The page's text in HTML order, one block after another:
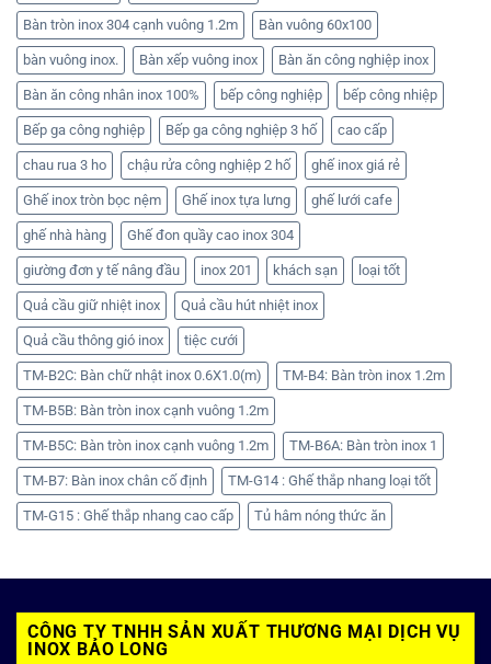
Bàn tròn inox 304 cạnh vuông 1.2m Bàn vuông 60x100
bàn vuông inox. Bàn xếp vuông inox Bàn ăn công nghiệp inox
Bàn ăn công nhân inox 100% bếp công nghiệp bếp công nhiệp
Bếp ga công nghiệp Bếp ga công nghiệp 3 hố cao cấp
chau rua 3 ho chậu rửa công nghiệp 2 hố ghế inox giá rẻ
Ghế inox tròn bọc nệm Ghế inox tựa lưng ghế lưới cafe
ghế nhà hàng Ghế đon quầy cao inox 304
giường đơn y tế nâng đầu inox 201 khách sạn loại tốt
Quả cầu giữ nhiệt inox Quả cầu hút nhiệt inox
Quả cầu thông gió inox tiệc cưới
TM-B2C: Bàn chữ nhật inox 0.6X1.0(m) TM-B4: Bàn tròn inox 1.2m
TM-B5B: Bàn tròn inox cạnh vuông 1.2m
TM-B5C: Bàn tròn inox cạnh vuông 1.2m TM-B6A: Bàn tròn inox 1
TM-B7: Bàn inox chân cố định TM-G14 : Ghế thắp nhang loại tốt
TM-G15 : Ghế thắp nhang cao cấp Tủ hâm nóng thức ăn
CÔNG TY TNHH SẢN XUẤT THƯƠNG MẠI DỊCH VỤ
INOX BẢO LONG